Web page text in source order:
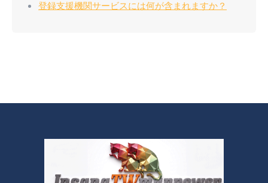
登録支援機関サービスには何が含まれますか？